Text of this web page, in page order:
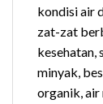
kondisi air
zat-zat
kesehatan,
minyak,
organik, air